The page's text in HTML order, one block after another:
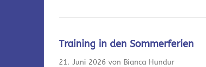
Training in den Sommerferien
21. Juni 2026 von Bianca Hundur